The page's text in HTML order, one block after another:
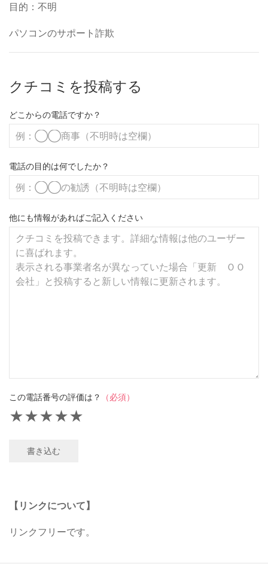
目的：不明
パソコンのサポート詐欺
クチコミを投稿する
どこからの電話ですか？
電話の目的は何でしたか？
他にも情報があればご記入ください
この電話番号の評価は？ （必須）
★
★
★
★
★
書き込む
【リンクについて】
リンクフリーです。